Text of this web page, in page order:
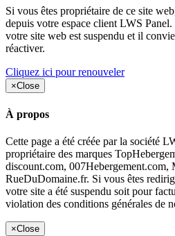
Si vous êtes propriétaire de ce site
depuis votre espace client LWS
votre site web est suspendu et il
réactiver.
Cliquez ici pour renouveler
×Close
À propos
Cette page a été créée par la société
propriétaire des marques
discount.com, 007Hebergement.com,
RueDuDomaine.fr. Si vous êtes
votre site a été suspendu soit pour
violation des conditions générales de
×Close